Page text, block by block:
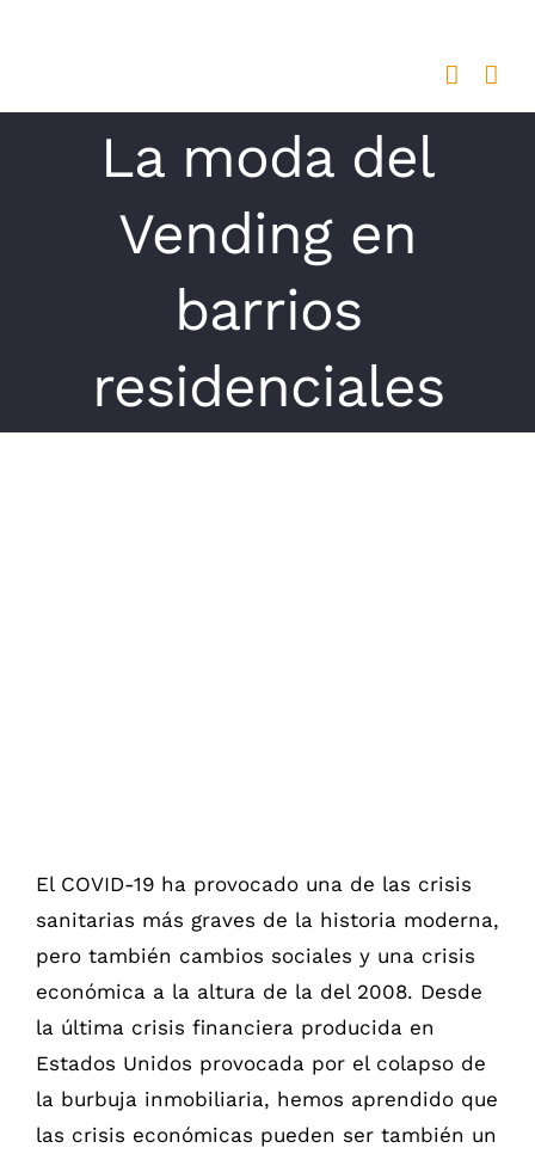
La moda del
Vending en
barrios
residenciales
El COVID-19 ha provocado una de las crisis
sanitarias más graves de la historia moderna,
pero también cambios sociales y una crisis
económica a la altura de la del 2008. Desde
la última crisis financiera producida en
Estados Unidos provocada por el colapso de
la burbuja inmobiliaria, hemos aprendido que
las crisis económicas pueden ser también un